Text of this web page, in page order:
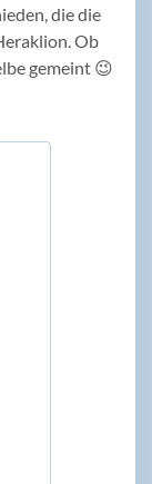
die die
Ob
gemeint 😉